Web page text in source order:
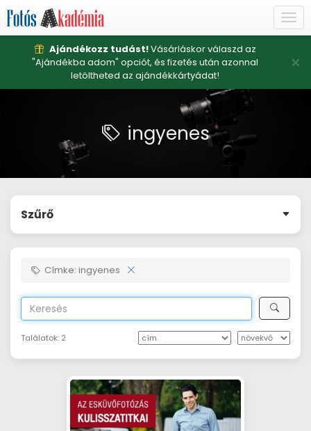
Ajándékozz tudást!Vásárláskor válaszd az
"Ajándékba adom" opciót, és fizetés után azonnal
letöltheted az ajándékkártyádat!
×
ingyenes
Szűrő
Címke: ingyenes
Találatok: 2